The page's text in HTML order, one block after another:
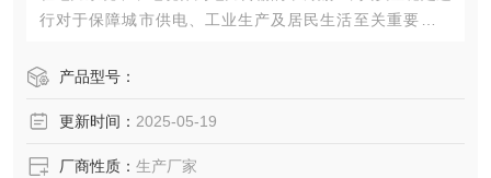
行对于保障城市供电、工业生产及居民生活至关重要。然
境因素等多种原因，可能产生局部放电（局放）现象，这不
此，电缆在线局放监测系统与电缆局部放电监测装置的应
产品型号：
更新时间： 2025-05-19
厂商性质： 生产厂家